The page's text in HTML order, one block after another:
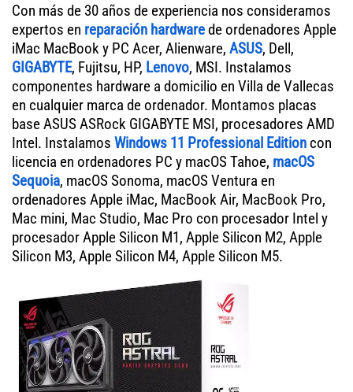
Con más de 30 años de experiencia nos consideramos
expertos en reparación hardwarede ordenadores Apple
iMac MacBook y PC Acer, Alienware, ASUS, Dell,
GIGABYTE, Fujitsu, HP, Lenovo, MSI. Instalamos
componentes hardware a domicilio en Villa de Vallecas
en cualquier marca de ordenador. Montamos placas
base ASUS ASRock GIGABYTE MSI, procesadores AMD
Intel. Instalamos Windows 11 Professional Edition con
licencia en ordenadores PC y macOS Tahoe, macOS
Sequoia, macOS Sonoma, macOS Ventura en
ordenadores Apple iMac, MacBook Air, MacBook Pro,
Mac mini, Mac Studio, Mac Pro con procesador Intel y
procesador Apple Silicon M1, Apple Silicon M2, Apple
Silicon M3, Apple Silicon M4, Apple Silicon M5.